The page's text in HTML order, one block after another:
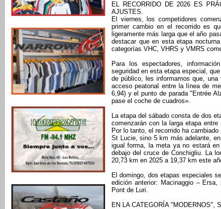
EL RECORRIDO DE 2026 ES
AJUSTES.
El viernes, los competidores
primer cambio en el recorrido es
ligeramente más larga que el año
destacar que en esta etapa
categorías VHC, VHRS y VMRS
Para los espectadores,
seguridad en esta etapa especial,
de público, les informamos que,
acceso peatonal entre la línea de
6,94) y el punto de parada "Entrée
pase el coche de cuadros».
La etapa del sábado consta de dos
comenzarán con la larga etapa
Por lo tanto, el recorrido ha
St Lucie, sino 5 km más adelante,
igual forma, la meta ya no estará
debajo del cruce de Conchigliu. La
20,73 km en 2025 a 19,37 km este
El domingo, dos etapas especiales
edición anterior: Macinaggio –
Pont de Luri.
EN LA CATEGORÍA "MODERNOS",